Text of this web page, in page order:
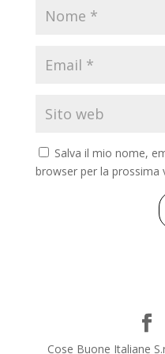
Salva il mio nome,
browser per la prossima
Cose Buone Italiane